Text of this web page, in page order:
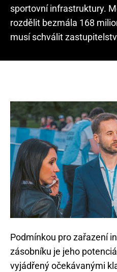
sportovní infrastruktury.
rozdělit bezmála 168
musí schválit
Podmínkou pro zařazení
zásobníku je jeho
vyjádřený očekávanými